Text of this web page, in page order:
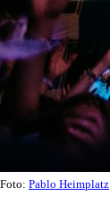
Foto: Pablo Heimplatz